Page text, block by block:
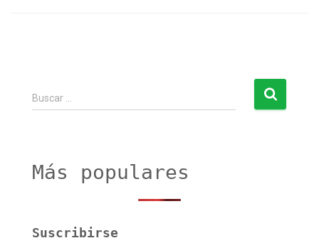
B
u
Buscar …
Más populares
Suscribirse